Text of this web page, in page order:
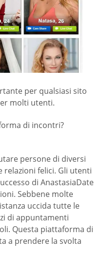
per qualsiasi sito
molti utenti.
di incontri?
persone di diversi
felici. Gli utenti
di AnastasiaDate
Sebbene molte
uccida tutte le
di appuntamenti
Questa piattaforma di
a prendere la svolta